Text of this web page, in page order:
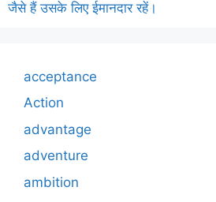
जैसे हैं उसके लिए ईमानदार रहें।
acceptance
Action
advantage
adventure
ambition